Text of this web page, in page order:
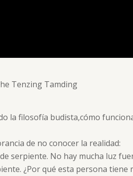
Tenzing Tamding
la filosofía budista,cómo
de no conocer la realidad:
serpiente. No hay mucha luz
¿Por qué esta persona tiene